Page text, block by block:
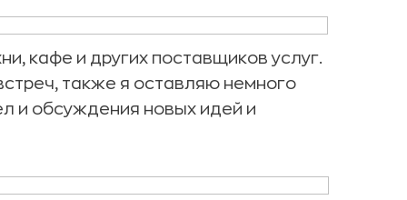
кафе и других поставщиков услуг.
также я оставляю немного
и обсуждения новых идей и